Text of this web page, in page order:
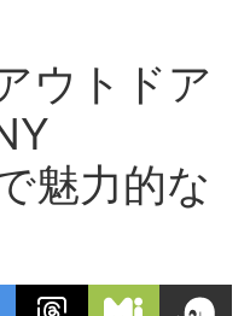
ウトドア
魅力的な